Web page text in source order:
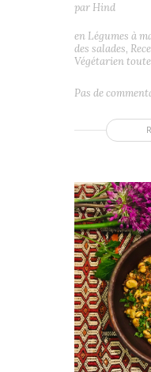
par Hind
en Légumes à
des salades,
Végétarien
Pas de